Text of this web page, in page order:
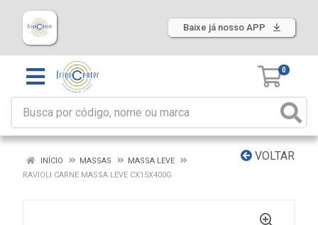
Baixe já nosso APP
0
VOLTAR
INÍCIO MASSAS
MASSA LEVE
RAVIOLI CARNE MASSA LEVE CX15X400G